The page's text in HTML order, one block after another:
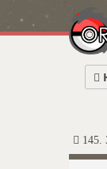
145.